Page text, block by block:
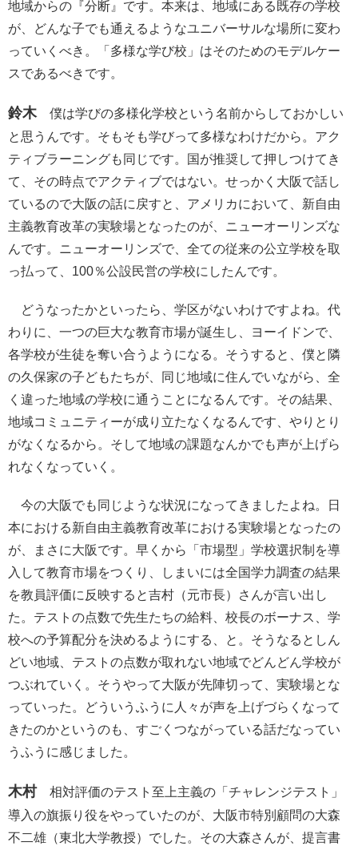
地域からの『分断』です。本来は、地域にある既存の学校
が、どんな子でも通えるようなユニバーサルな場所に変わ
っていくべき。「多様な学び校」はそのためのモデルケー
スであるべきです。
鈴木僕は学びの多様化学校という名前からしておかしい
と思うんです。そもそも学びって多様なわけだから。アク
ティブラーニングも同じです。国が推奨して押しつけてき
て、その時点でアクティブではない。せっかく大阪で話し
ているので大阪の話に戻すと、アメリカにおいて、新自由
主義教育改革の実験場となったのが、ニューオーリンズな
んです。ニューオーリンズで、全ての従来の公立学校を取
っ払って、100％公設民営の学校にしたんです。
どうなったかといったら、学区がないわけですよね。代
わりに、一つの巨大な教育市場が誕生し、ヨーイドンで、
各学校が生徒を奪い合うようになる。そうすると、僕と隣
の久保家の子どもたちが、同じ地域に住んでいながら、全
く違った地域の学校に通うことになるんです。その結果、
地域コミュニティーが成り立たなくなるんです、やりとり
がなくなるから。そして地域の課題なんかでも声が上げら
れなくなっていく。
今の大阪でも同じような状況になってきましたよね。日
本における新自由主義教育改革における実験場となったの
が、まさに大阪です。早くから「市場型」学校選択制を導
入して教育市場をつくり、しまいには全国学力調査の結果
を教員評価に反映すると吉村（元市長）さんが言い出し
た。テストの点数で先生たちの給料、校長のボーナス、学
校への予算配分を決めるようにする、と。そうなるとしん
どい地域、テストの点数が取れない地域でどんどん学校が
つぶれていく。そうやって大阪が先陣切って、実験場とな
っていった。どういうふうに人々が声を上げづらくなって
きたのかというのも、すごくつながっている話だなってい
うふうに感じました。
木村相対評価のテスト至上主義の「チャレンジテスト」
導入の旗振り役をやっていたのが、大阪市特別顧問の大森
不二雄（東北大学教授）でした。その大森さんが、提言書